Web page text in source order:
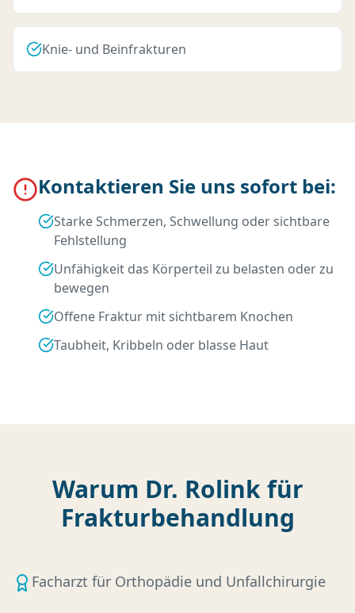
Knie- und Beinfrakturen
Kontaktieren Sie uns sofort bei:
Starke Schmerzen, Schwellung oder sichtbare
Fehlstellung
Unfähigkeit das Körperteil zu belasten oder zu
bewegen
Offene Fraktur mit sichtbarem Knochen
Taubheit, Kribbeln oder blasse Haut
Warum Dr. Rolink für
Frakturbehandlung
Facharzt für Orthopädie und Unfallchirurgie